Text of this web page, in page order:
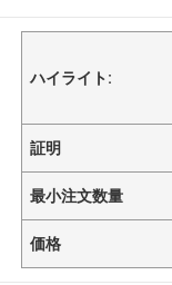
ハイライト:
証明
最小注文数量
価格